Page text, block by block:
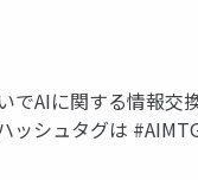
でAIに関する情報
ッシュタグは